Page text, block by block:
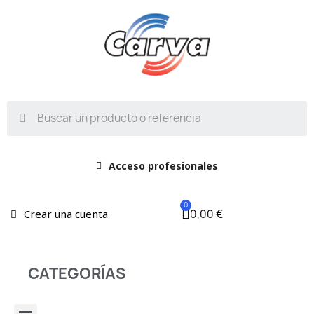
Acceso profesionales
Crear una cuenta 0,00 €
CATEGORÍAS